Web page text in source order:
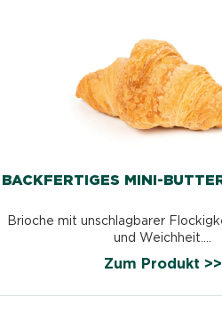
BACKFERTIGES MINI-
Brioche mit unschlagbarer
und Weichheit....
Zum Produkt >>